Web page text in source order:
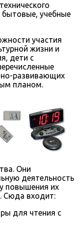
бытовые, учебные
участия
жизни и
дети с
развивающих
планом.
Они
деятельность
повышения их
Сюда входит:
для чтения с